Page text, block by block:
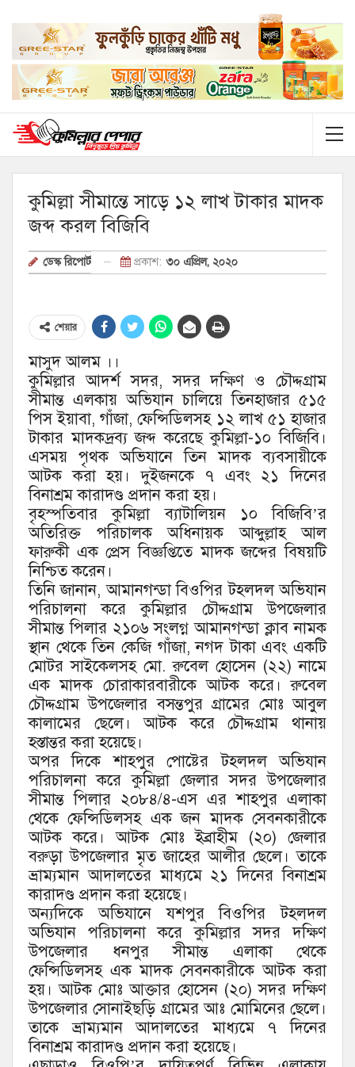
কুমিল্লা সীমান্তে সাড়ে ১২ লাখ টাকার মাদক
জব্দ করল বিজিবি
ডেস্ক রিপোর্ট প্রকাশ: ৩০ এপ্রিল, ২০২০
শেয়ার
মাসুদ আলম ।।
কুমিল্লার আদর্শ সদর, সদর দক্ষিণ ও চৌদ্দগ্রাম
সীমান্ত এলকায় অভিযান চালিয়ে তিনহাজার ৫১৫
পিস ইয়াবা, গাঁজা, ফেন্সিডিলসহ ১২ লাখ ৫১ হাজার
টাকার মাদকদ্রব্য জব্দ করেছে কুমিল্লা-১০ বিজিবি।
এসময় পৃথক অভিযানে তিন মাদক ব্যবসায়ীকে
আটক করা হয়। দুইজনকে ৭ এবং ২১ দিনের
বিনাশ্রম কারাদণ্ড প্রদান করা হয়।
বৃহস্পতিবার কুমিল্লা ব্যাটালিয়ন ১০ বিজিবি’র
অতিরিক্ত পরিচালক অধিনায়ক আব্দুল্লাহ আল
ফারুকী এক প্রেস বিজ্ঞপ্তিতে মাদক জব্দের বিষয়টি
নিশ্চিত করেন।
তিনি জানান, আমানগন্ডা বিওপির টহলদল অভিযান
পরিচালনা করে কুমিল্লার চৌদ্দগ্রাম উপজেলার
সীমান্ত পিলার ২১০৬ সংলগ্ন আমানগন্ডা ক্লাব নামক
স্থান থেকে তিন কেজি গাঁজা, নগদ টাকা এবং একটি
মোটর সাইকেলসহ মো. রুবেল হোসেন (২২) নামে
এক মাদক চোরাকারবারীকে আটক করে। রুবেল
চৌদ্দগ্রাম উপজেলার বসন্তপুর গ্রামের মোঃ আবুল
কালামের ছেলে। আটক করে চৌদ্দগ্রাম থানায়
হস্তান্তর করা হয়েছে।
অপর দিকে শাহপুর পোষ্টের টহলদল অভিযান
পরিচালনা করে কুমিল্লা জেলার সদর উপজেলার
সীমান্ত পিলার ২০৮৪/৪-এস এর শাহপুর এলাকা
থেকে ফেন্সিডিলসহ এক জন মাদক সেবনকারীকে
আটক করে। আটক মোঃ ইব্রাহীম (২০) জেলার
বরুড়া উপজেলার মৃত জাহের আলীর ছেলে। তাকে
ভ্রাম্যমান আদালতের মাধ্যমে ২১ দিনের বিনাশ্রম
কারাদণ্ড প্রদান করা হয়েছে।
অন্যদিকে অভিযানে যশপুর বিওপির টহলদল
অভিযান পরিচালনা করে কুমিল্লার সদর দক্ষিণ
উপজেলার ধনপুর সীমান্ত এলাকা থেকে
ফেন্সিডিলসহ এক মাদক সেবনকারীকে আটক করা
হয়। আটক মোঃ আক্তার হোসেন (২০) সদর দক্ষিণ
উপজেলার সোনাইছড়ি গ্রামের আঃ মোমিনের ছেলে।
তাকে ভ্রাম্যমান আদালতের মাধ্যমে ৭ দিনের
বিনাশ্রম কারাদণ্ড প্রদান করা হয়েছে।